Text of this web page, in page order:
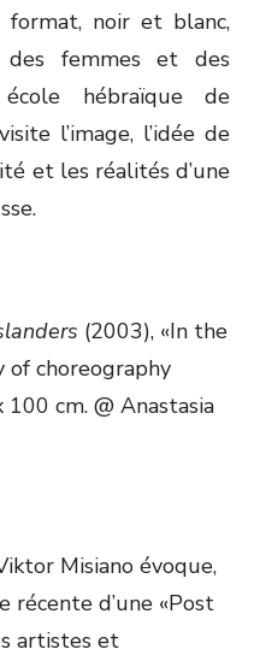
noir et blanc,
des femmes et des
hébraïque de
l’image, l’idée de
et les réalités d’une
(2003), «In the
of choreography
cm. @ Anastasia
Misiano évoque,
récente d’une «Post
artistes et